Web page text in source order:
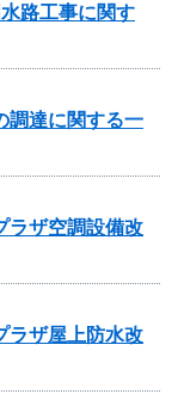
路工事に関す
調達に関する一
ラザ空調設備改
ラザ屋上防水改